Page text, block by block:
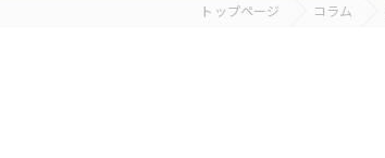
トップページ コラム